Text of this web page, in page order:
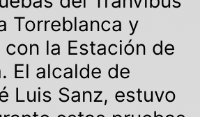
Torreblanca y
la Estación de
El alcalde de
Luis Sanz, estuvo